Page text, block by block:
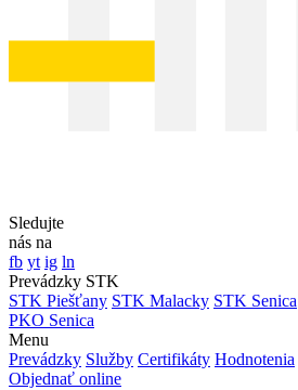
Sledujte
nás na
fb yt ig ln
Prevádzky STK
STK Piešťany STK Malacky STK Senica
PKO Senica
Menu
Prevádzky Služby Certifikáty Hodnotenia
Objednať online